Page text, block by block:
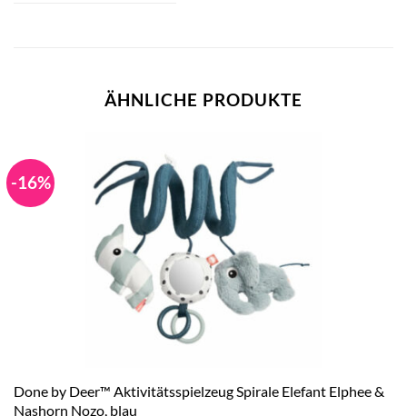
ÄHNLICHE PRODUKTE
-16%
Done by Deer™ Aktivitätsspielzeug Spirale Elefant Elphee &
Nashorn Nozo, blau